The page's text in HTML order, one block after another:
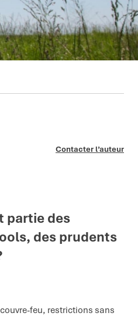
Contacter l’auteur
partie des
des prudents
feu, restrictions sans